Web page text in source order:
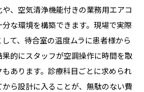
、空気清浄機能付きの業務用エアコ
な環境を構築できます。現場で実際
て、待合室の温度ムラに患者様から
的にスタッフが空調操作に時間を取
あります。診療科目ごとに求められ
ら設計に入ることが、無駄のない費